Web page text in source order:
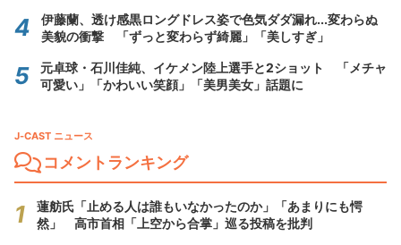
伊藤蘭、透け感黒ロングドレス姿で色気ダダ漏れ...変わらぬ
美貌の衝撃 「ずっと変わらず綺麗」「美しすぎ」
元卓球・石川佳純、イケメン陸上選手と2ショット 「メチャ
可愛い」「かわいい笑顔」「美男美女」話題に
J-CAST ニュース
コメントランキング
蓮舫氏「止める人は誰もいなかったのか」「あまりにも愕
然」 高市首相「上空から合掌」巡る投稿を批判